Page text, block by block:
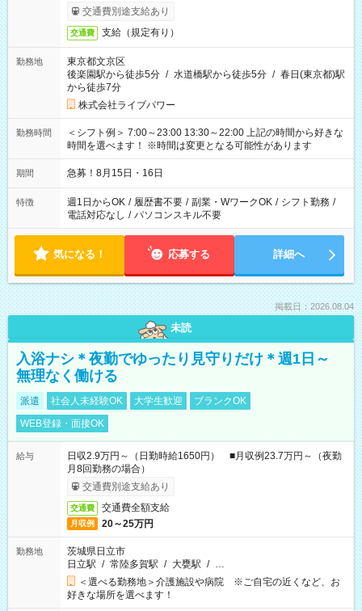
交通費別途支給あり
交通費 支給（規定有り）
勤務地
東京都文京区
後楽園駅から徒歩5分 / 水道橋駅から徒歩5分 / 春日(東京都)駅
から徒歩7分
株式会社ライブパワー
勤務時間
＜シフト例＞ 7:00～23:00 13:30～22:00 上記の時間から好きな
時間を選べます！ ※時間は変更となる可能性があります
期間 急募！8月15日・16日
特徴 週1日からOK / 履歴書不要 / 副業・WワークOK / シフト勤務 /
電話対応なし / パソコンスキル不要
気になる！ 応募する 詳細へ
掲載日：2026.08.04
未読
入浴ナシ＊夜勤でゆったり見守りだけ＊週1日～
無理なく働ける
派遣 社会人未経験OK 大学生歓迎
ブランクOK
WEB登録・面接OK
給与
日収2.9万円～（日勤時給1650円） ■月収例23.7万円～（夜勤
月8回勤務の場合）
交通費別途支給あり
交通費 交通費全額支給
月収例 20～25万円
勤務地
茨城県日立市
日立駅 / 常陸多賀駅 / 大甕駅 / …
＜選べる勤務地＞介護施設や病院 ※ご自宅の近くなど、お
好きな場所を選べます！